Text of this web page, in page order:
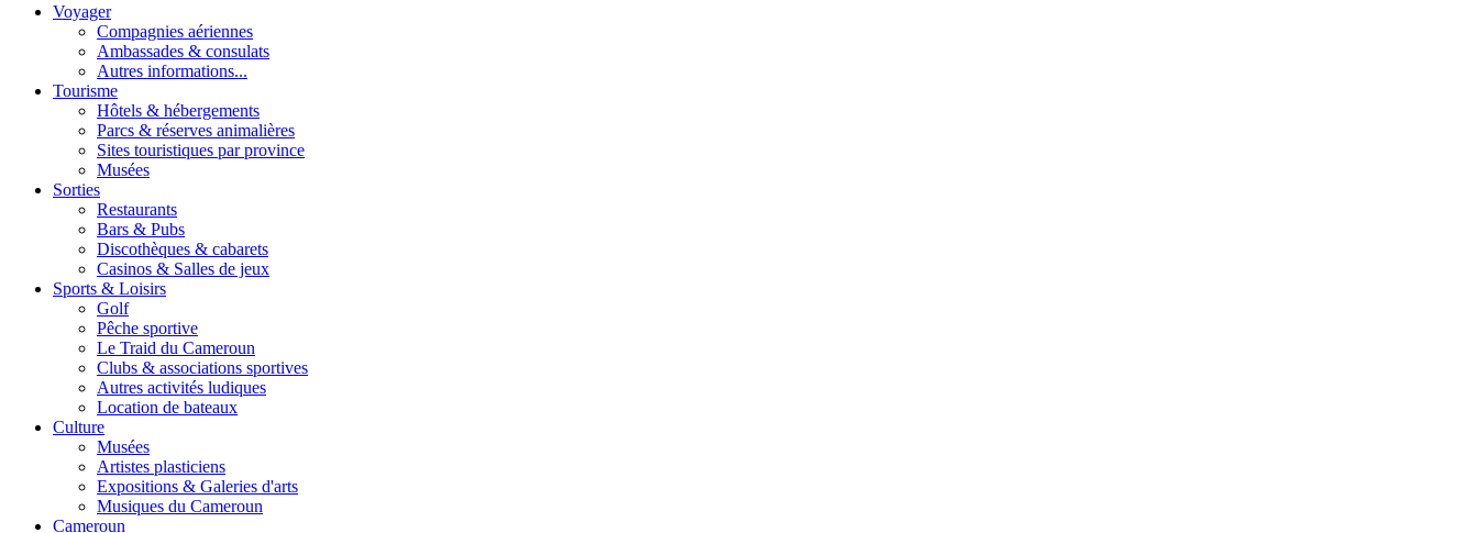
Voyager
Compagnies aériennes
Ambassades & consulats
Autres informations...
Tourisme
Hôtels & hébergements
Parcs & réserves animalières
Sites touristiques par province
Musées
Sorties
Restaurants
Bars & Pubs
Discothèques & cabarets
Casinos & Salles de jeux
Sports & Loisirs
Golf
Pêche sportive
Le Traid du Cameroun
Clubs & associations sportives
Autres activités ludiques
Location de bateaux
Culture
Musées
Artistes plasticiens
Expositions & Galeries d'arts
Musiques du Cameroun
Cameroun